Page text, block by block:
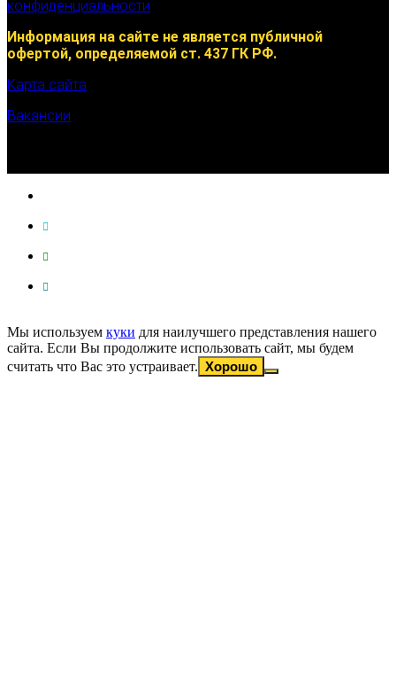
конфиденциальности
Информация на сайте не является публичной
офертой, определяемой ст. 437 ГК РФ.
Карта сайта
Вакансии
Мы используем куки для наилучшего представления нашего
сайта. Если Вы продолжите использовать сайт, мы будем
считать что Вас это устраивает. Хорошо